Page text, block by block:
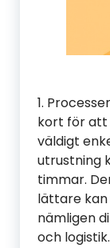
1.
kort för att
väldigt
utrustning
timmar.
lättare kan
nämligen
och logistik.